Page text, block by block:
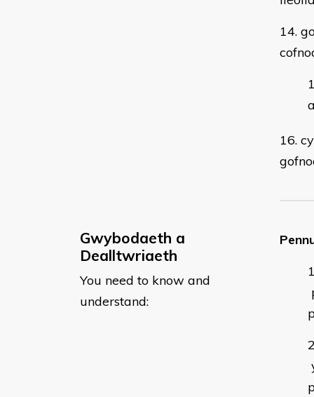
14.
16.
Gwybodaeth a
Dealltwriaeth
You need to know and
understand: